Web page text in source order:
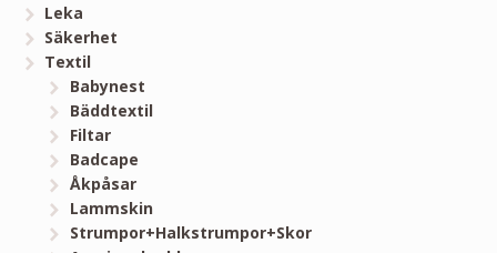
Leka
Säkerhet
Textil
Babynest
Bäddtextil
Filtar
Badcape
Åkpåsar
Lammskin
Strumpor+Halkstrumpor+Skor